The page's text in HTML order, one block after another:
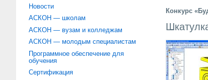
Новости
АСКОН — школам
АСКОН — вузам и колледжам
АСКОН — молодым специалистам
Программное обеспечение для
обучения
Сертификация
Конкурс